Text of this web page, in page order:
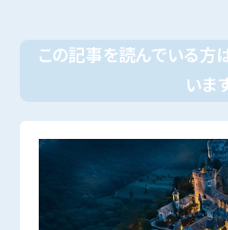
この記事を読んでいる方
いま